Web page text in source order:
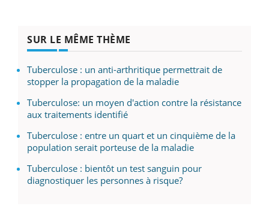
SUR LE MÊME THÈME
Tuberculose : un anti-arthritique permettrait de
stopper la propagation de la maladie
Tuberculose: un moyen d'action contre la résistance
aux traitements identifié
Tuberculose : entre un quart et un cinquième de la
population serait porteuse de la maladie
Tuberculose : bientôt un test sanguin pour
diagnostiquer les personnes à risque?